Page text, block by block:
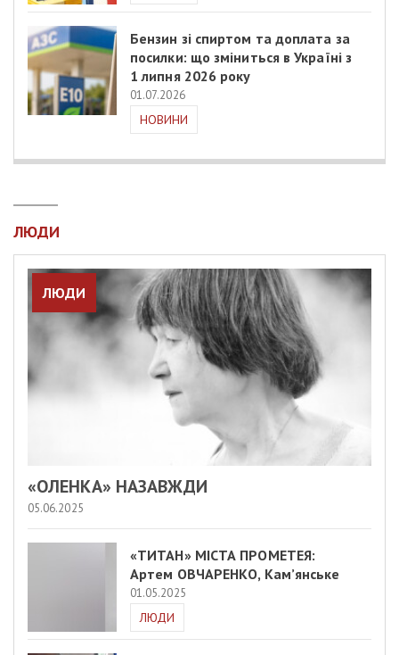
Бензин зі спиртом та доплата за
посилки: що зміниться в Україні з
1 липня 2026 року
01.07.2026
НОВИНИ
ЛЮДИ
ЛЮДИ
«ОЛЕНКА» НАЗАВЖДИ
05.06.2025
«ТИТАН» МІСТА ПРОМЕТЕЯ:
Артем ОВЧАРЕНКО, Кам’янське
01.05.2025
ЛЮДИ